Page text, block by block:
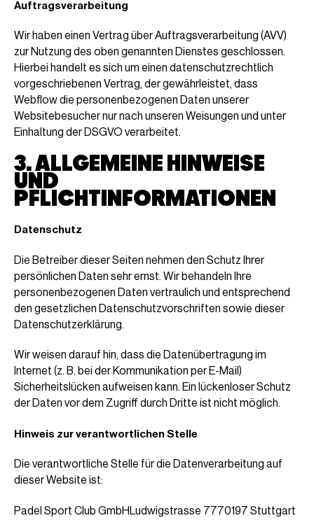
Auftragsverarbeitung
Wir haben einen Vertrag über Auftragsverarbeitung (AVV)
zur Nutzung des oben genannten Dienstes geschlossen.
Hierbei handelt es sich um einen datenschutzrechtlich
vorgeschriebenen Vertrag, der gewährleistet, dass
Webflow die personenbezogenen Daten unserer
Websitebesucher nur nach unseren Weisungen und unter
Einhaltung der DSGVO verarbeitet.
3. ALLGEMEINE HINWEISE
UND
PFLICHTINFORMATIONEN
Datenschutz
Die Betreiber dieser Seiten nehmen den Schutz Ihrer
persönlichen Daten sehr ernst. Wir behandeln Ihre
personenbezogenen Daten vertraulich und entsprechend
den gesetzlichen Datenschutzvorschriften sowie dieser
Datenschutzerklärung.
Wir weisen darauf hin, dass die Datenübertragung im
Internet (z. B. bei der Kommunikation per E-Mail)
Sicherheitslücken aufweisen kann. Ein lückenloser Schutz
der Daten vor dem Zugriff durch Dritte ist nicht möglich.
Hinweis zur verantwortlichen Stelle
Die verantwortliche Stelle für die Datenverarbeitung auf
dieser Website ist:
Padel Sport Club GmbHLudwigstrasse 7770197 Stuttgart